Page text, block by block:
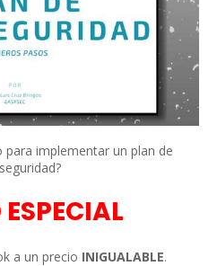
para implementar un plan de
a un precio INIGUALABLE.